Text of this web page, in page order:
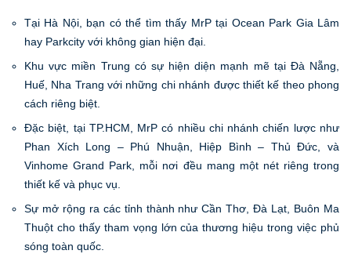
Tại Hà Nội, bạn có thể tìm thấy MrP tại Ocean Park Gia Lâm
hay Parkcity với không gian hiện đại.
Khu vực miền Trung có sự hiện diện mạnh mẽ tại Đà Nẵng,
Huế, Nha Trang với những chi nhánh được thiết kế theo phong
cách riêng biệt.
Đặc biệt, tại TP.HCM, MrP có nhiều chi nhánh chiến lược như
Phan Xích Long – Phú Nhuận, Hiệp Bình – Thủ Đức, và
Vinhome Grand Park, mỗi nơi đều mang một nét riêng trong
thiết kế và phục vụ.
Sự mở rộng ra các tỉnh thành như Cần Thơ, Đà Lạt, Buôn Ma
Thuột cho thấy tham vọng lớn của thương hiệu trong việc phủ
sóng toàn quốc.